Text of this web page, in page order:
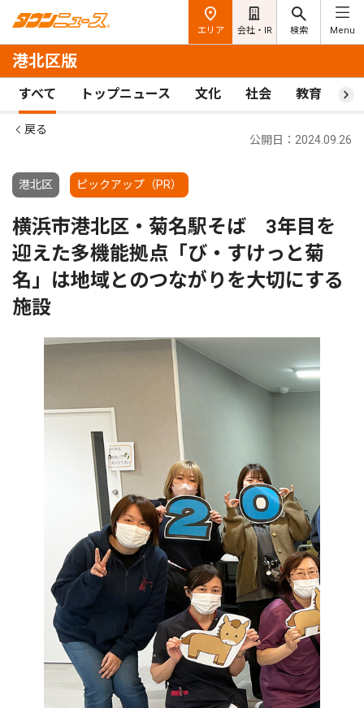
エリア 会社・IR 検索 Menu
港北区版
すべて トップニュース 文化 社会 教育 ス
戻る
港北区 ピックアップ（PR）
公開日：2024.09.26
横浜市港北区・菊名駅そば 3年目を
迎えた多機能拠点「び・すけっと菊
名」は地域とのつながりを大切にする
施設